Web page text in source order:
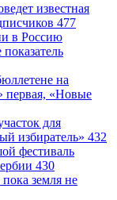
известная
477
в Россию
на
первая, «Новые
для
избиратель» 432
фестиваль
430
земля не